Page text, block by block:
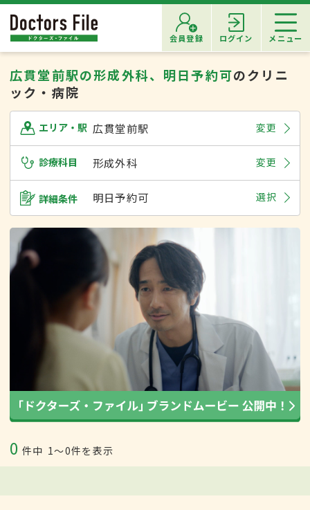
会員登録 ログイン メニュー
広貫堂前駅の形成外科、明日予約可のクリニ
ック・病院
エリア・駅 広貫堂前駅 変更
診療科目 形成外科 変更
詳細条件 明日予約可 選択
0 件中 1〜0件を表示